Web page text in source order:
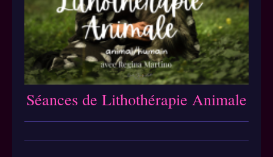
Séances de Lithothérapie Animale